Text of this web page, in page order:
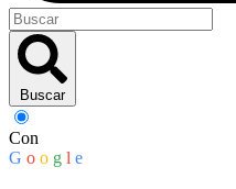
Buscar
Con
G o o g l e